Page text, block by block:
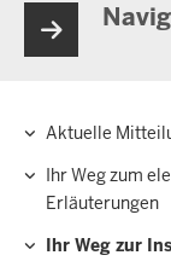
Aktuelle
Ihr Weg zum
Erläuterungen
Ihr Weg zur